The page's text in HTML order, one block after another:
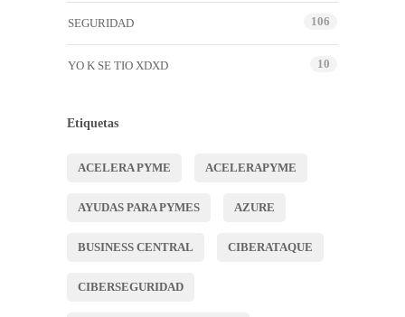
SEGURIDAD 106
YO K SE TIO XDXD 10
Etiquetas
ACELERA PYME ACELERAPYME
AYUDAS PARA PYMES AZURE
BUSINESS CENTRAL CIBERATAQUE
CIBERSEGURIDAD